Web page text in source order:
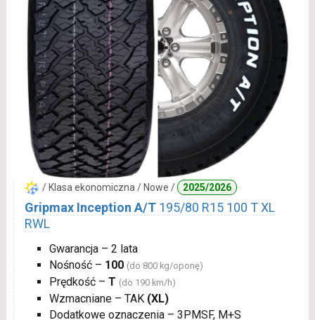
/ Klasa ekonomiczna / Nowe / 2025/2026
Gripmax Inception A/T 195/80 R15 100 T XL
RWL
Gwarancja – 2 lata
Nośność – 100 (do 800 kg/oponę)
Prędkość – T (do 190 km/h)
Wzmacniane – TAK (XL)
Dodatkowe oznaczenia – 3PMSF, M+S